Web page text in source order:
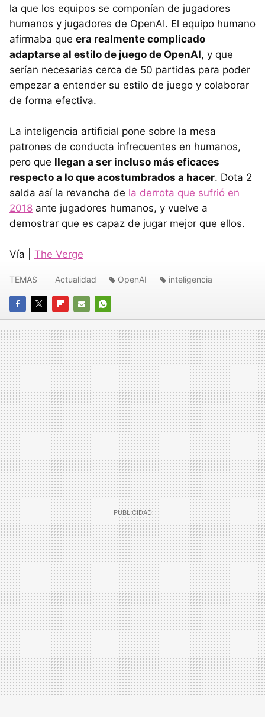
la que los equipos se componían de jugadores
humanos y jugadores de OpenAI. El equipo humano
afirmaba que era realmente complicado
adaptarse al estilo de juego de OpenAI, y que
serían necesarias cerca de 50 partidas para poder
empezar a entender su estilo de juego y colaborar
de forma efectiva.
La inteligencia artificial pone sobre la mesa
patrones de conducta infrecuentes en humanos,
pero que llegan a ser incluso más eficaces
respecto a lo que acostumbrados a hacer. Dota 2
salda así la revancha de la derrota que sufrió en
2018 ante jugadores humanos, y vuelve a
demostrar que es capaz de jugar mejor que ellos.
Vía | The Verge
FACEBOOK
TWITTERFLIPBOARD
E-
MAIL
WHATSAPP
TEMAS Actualidad OpenAI inteligencia